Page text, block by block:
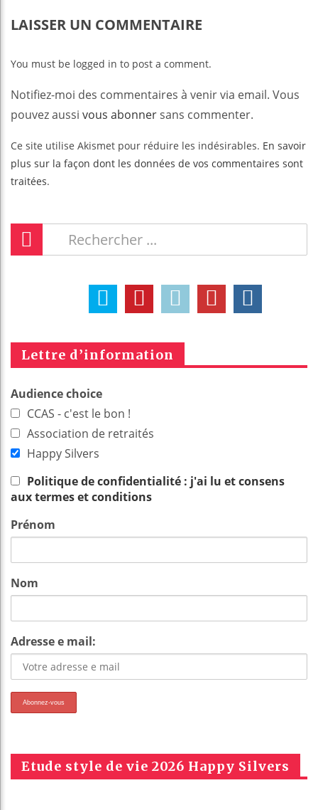
LAISSER UN COMMENTAIRE
You must be logged in to post a comment.
Notifiez-moi des commentaires à venir via email. Vous
pouvez aussi vous abonnersans commenter.
Ce site utilise Akismet pour réduire les indésirables. En savoir
plus sur la façon dont les données de vos commentaires sont
traitées.
Lettre d’information
Audience choice
CCAS - c'est le bon !
Association de retraités
Happy Silvers
Politique de confidentialité : j'ai lu et consens
aux termes et conditions
Prénom
Nom
Adresse e mail:
Etude style de vie 2026 Happy Silvers